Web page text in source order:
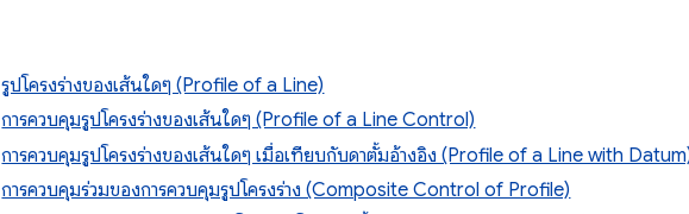
รูปโครงร่างของเส้นใดๆ (Profile of a Line)
การควบคุมรูปโครงร่างของเส้นใดๆ (Profile of a Line Control)
การควบคุมรูปโครงร่างของเส้นใดๆ เมื่อเทียบกับดาตั้มอ้างอิง (Profile of a Line with
การควบคุมร่วมของการควบคุมรูปโครงร่าง (Composite Control of Profile)